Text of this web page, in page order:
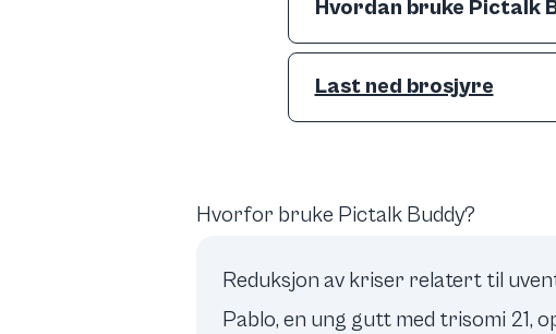
Hvordan bruke Pictalk
Last ned brosjyre
Hvorfor bruke Pictalk Buddy?
Reduksjon av kriser relatert til
Pablo, en ung gutt med trisomi 21,